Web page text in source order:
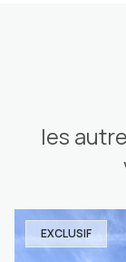
les
EXCLUSIF